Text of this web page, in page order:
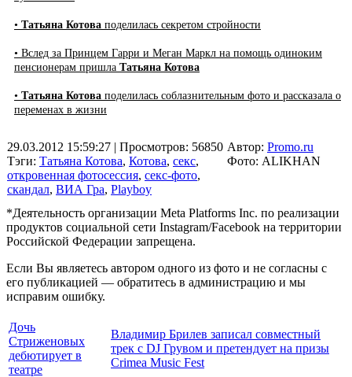
• Татьяна Котова поделилась секретом стройности
• Вслед за Принцем Гарри и Меган Маркл на помощь одиноким
пенсионерам пришла Татьяна Котова
• Татьяна Котова поделилась соблазнительным фото и рассказала о
переменах в жизни
29.03.2012 15:59:27 | Просмотров: 56850
Тэги: Татьяна Котова, Котова, секс,
откровенная фотосессия, секс-фото,
скандал, ВИА Гра, Playboy
Автор: Promo.ru
Фото: ALIKHAN
*Деятельность организации Meta Platforms Inc. по реализации
продуктов социальной сети Instagram/Facebook на территории
Российской Федерации запрещена.
Если Вы являетесь автором одного из фото и не согласны с
его публикацией — обратитесь в администрацию и мы
исправим ошибку.
Дочь
Стриженовых
дебютирует в
театре
Владимир Брилев записал совместный
трек с DJ Грувом и претендует на призы
Crimea Music Fest